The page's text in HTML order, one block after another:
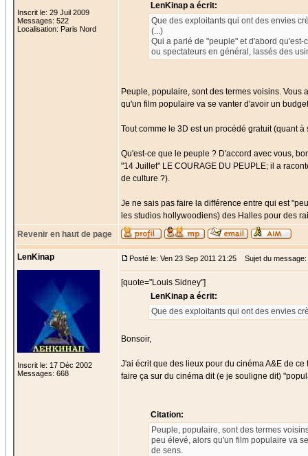
Inscrit le: 29 Juil 2009
Messages: 522
Localisation: Paris Nord
LenKinap a écrit:
Que des exploitants qui ont des envies
(...)
Qui a parlé de "peuple" et d'abord
ou spectateurs en général, lassés des
Peuple, populaire, sont des termes voisins.
qu'un film populaire va se vanter d'avoir un
Tout comme le 3D est un procédé gratuit (quant
Qu'est-ce que le peuple ? D'accord avec vous,
"14 Juillet" LE COURAGE DU PEUPLE; il a
de culture ?).
Je ne sais pas faire la différence entre qui est
les studios hollywoodiens) des Halles pour des
Revenir en haut de page
LenKinap
Inscrit le: 17 Déc 2002
Messages: 668
Posté le: Ven 23 Sep 2011 21:25 Sujet du message:
[quote="Louis Sidney"]
LenKinap a écrit:
Que des exploitants qui ont des envies
Bonsoir,
J'ai écrit que des lieux pour du cinéma A&E de
faire ça sur du cinéma dit (e je souligne dit)
Citation:
Peuple, populaire, sont des termes
peu élevé, alors qu'un film populaire va
de sens.